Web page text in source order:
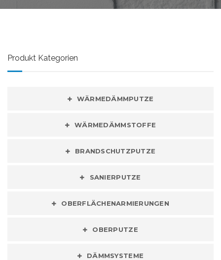
Produkt Kategorien
WÄRMEDÄMMPUTZE
WÄRMEDÄMMSTOFFE
BRANDSCHUTZPUTZE
SANIERPUTZE
OBERFLÄCHENARMIERUNGEN
OBERPUTZE
DÄMMSYSTEME